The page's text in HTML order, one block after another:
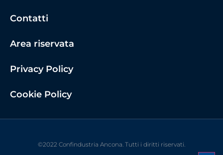
Contatti
Area riservata
Privacy Policy
Cookie Policy
©2022 Confindustria Ancona. Tutti i diritti riservati.